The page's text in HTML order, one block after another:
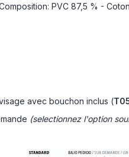
PVC 87,5 % - Coton
avec bouchon inclus (
(selectionnez l'option